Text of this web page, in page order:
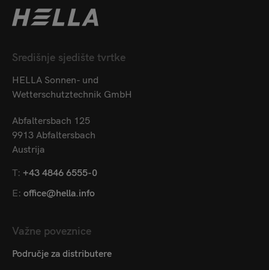
Središnje sjedište tvrtke
HELLA Sonnen- und
Wetterschutztechnik GmbH
Abfaltersbach 125
9913 Abfaltersbach
Austrija
T: +43 4846 6555-0
E: office@hella.info
Važne poveznice
Područje za distributere